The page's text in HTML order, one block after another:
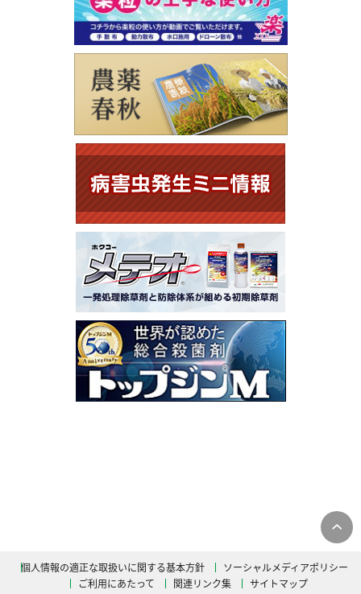
個人情報の適正な取扱いに関する基本方針
ソーシャルメディアポリシー
ご利用にあたって
関連リンク集 サイトマップ